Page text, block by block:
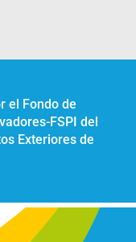
el Fondo de
FSPI del
Exteriores de